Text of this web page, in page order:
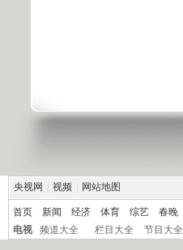
央视网 视频 网站地图
首页 新闻 经济 体育 综艺 春晚
电视
频道大全 栏目大全 节目大全